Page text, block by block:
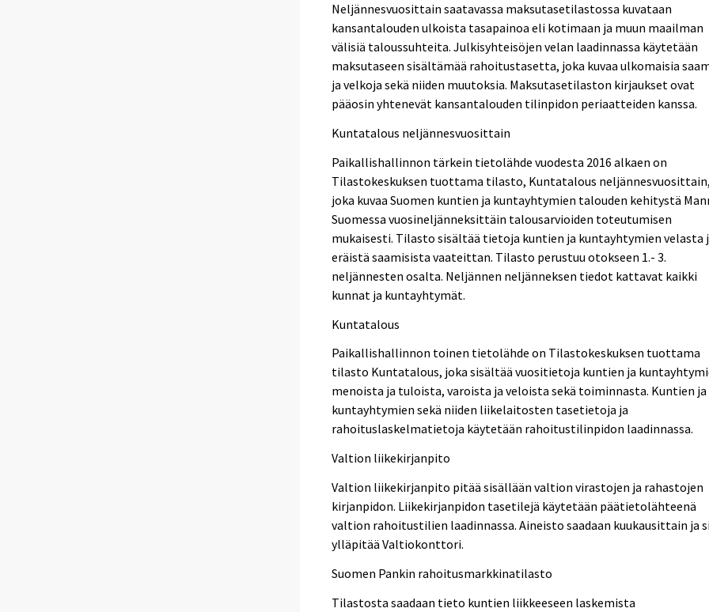
Neljännesvuosittain saatavassa maksutasetilastossa kuvataan
kansantalouden ulkoista tasapainoa eli kotimaan ja muun maailman
välisiä taloussuhteita. Julkisyhteisöjen velan laadinnassa käytetään
maksutaseen sisältämää rahoitustasetta, joka kuvaa ulkomaisia
ja velkoja sekä niiden muutoksia. Maksutasetilaston kirjaukset ovat
pääosin yhtenevät kansantalouden tilinpidon periaatteiden kanssa.
Kuntatalous neljännesvuosittain
Paikallishallinnon tärkein tietolähde vuodesta 2016 alkaen on
Tilastokeskuksen tuottama tilasto, Kuntatalous neljännesvuosittain,
joka kuvaa Suomen kuntien ja kuntayhtymien talouden kehitystä
Suomessa vuosineljänneksittäin talousarvioiden toteutumisen
mukaisesti. Tilasto sisältää tietoja kuntien ja kuntayhtymien velasta
eräistä saamisista vaateittan. Tilasto perustuu otokseen 1.- 3.
neljännesten osalta. Neljännen neljänneksen tiedot kattavat kaikki
kunnat ja kuntayhtymät.
Kuntatalous
Paikallishallinnon toinen tietolähde on Tilastokeskuksen tuottama
tilasto Kuntatalous, joka sisältää vuositietoja kuntien ja
menoista ja tuloista, varoista ja veloista sekä toiminnasta. Kuntien ja
kuntayhtymien sekä niiden liikelaitosten tasetietoja ja
rahoituslaskelmatietoja käytetään rahoitustilinpidon laadinnassa.
Valtion liikekirjanpito
Valtion liikekirjanpito pitää sisällään valtion virastojen ja rahastojen
kirjanpidon. Liikekirjanpidon tasetilejä käytetään päätietolähteenä
valtion rahoitustilien laadinnassa. Aineisto saadaan kuukausittain ja
ylläpitää Valtiokonttori.
Suomen Pankin rahoitusmarkkinatilasto
Tilastosta saadaan tieto kuntien liikkeeseen laskemista